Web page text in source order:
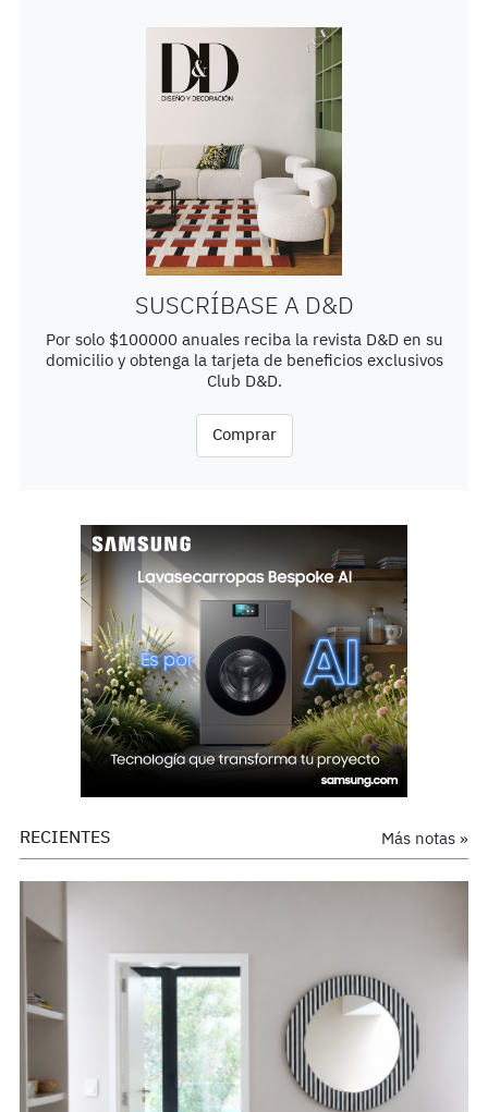
SUSCRÍBASE A D&D
Por solo $100000 anuales reciba la revista D&D en su
domicilio y obtenga la tarjeta de beneficios exclusivos
Club D&D.
Comprar
Más notas »
RECIENTES